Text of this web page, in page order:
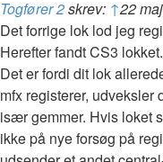
Togfører 2skrev: ↑22
Det forrige lok lod jeg
Herefter fandt CS3 lokket.
Det er fordi dit lok
mfx registerer, udveksler
især gemmer. Hvis loket
ikke på nye forsøg på